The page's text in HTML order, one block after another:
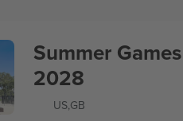
Summer Games
2028
US,GB